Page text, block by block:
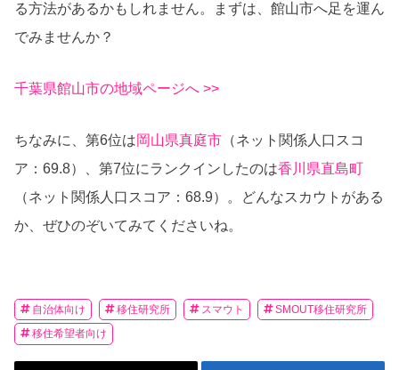
る方法があるかもしれません。まずは、館山市へ足を運ん
でみませんか？
千葉県館山市の地域ページへ >>
ちなみに、第6位は岡山県真庭市 （ネット関係人口スコ
ア：69.8）、第7位にランクインしたのは香川県直島町
（ネット関係人口スコア：68.9）。どんなスカウトがある
か、ぜひのぞいてみてくださいね。
自治体向け 移住研究所 スマウト
SMOUT移住研究所
移住希望者向け